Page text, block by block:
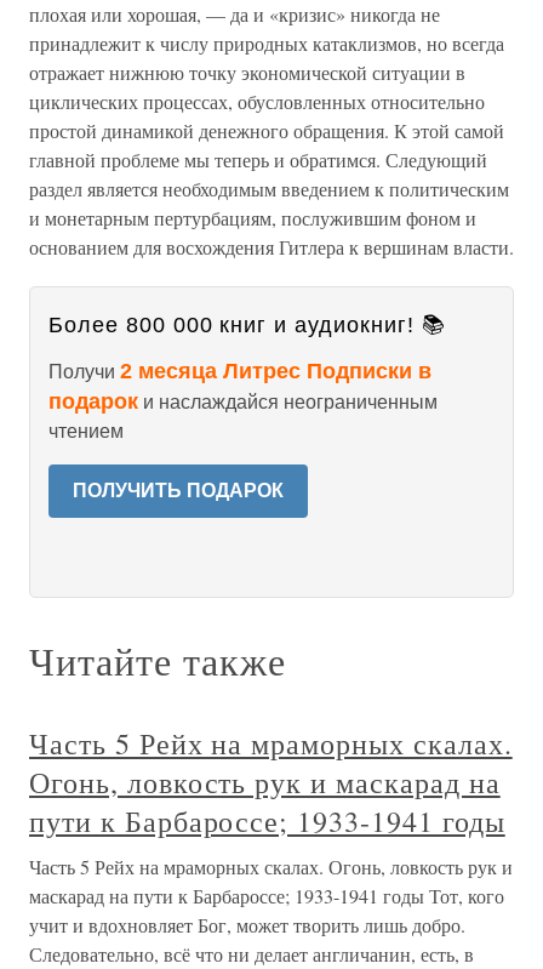
плохая или хорошая, — да и «кризис» никогда не
принадлежит к числу природных катаклизмов, но всегда
отражает нижнюю точку экономической ситуации в
циклических процессах, обусловленных относительно
простой динамикой денежного обращения. К этой самой
главной проблеме мы теперь и обратимся. Следующий
раздел является необходимым введением к политическим
и монетарным пертурбациям, послужившим фоном и
основанием для восхождения Гитлера к вершинам власти.
Более 800 000 книг и аудиокниг! 📚
Получи 2 месяца Литрес Подписки в
подарок и наслаждайся неограниченным
чтением
ПОЛУЧИТЬ ПОДАРОК
Читайте также
Часть 5 Рейх на мраморных скалах.
Огонь, ловкость рук и маскарад на
пути к Барбароссе; 1933-1941 годы
Часть 5 Рейх на мраморных скалах. Огонь, ловкость рук и
маскарад на пути к Барбароссе; 1933-1941 годы Тот, кого
учит и вдохновляет Бог, может творить лишь добро.
Следовательно, всё что ни делает англичанин, есть, в